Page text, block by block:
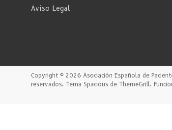
Aviso Legal
Copyright © 2026 Asociación Española de
reservados. Tema Spacious de ThemeGrill.